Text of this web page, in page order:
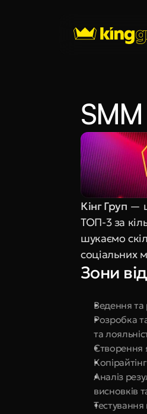
Кінг Груп —
ТОП-3 за
шукаємо
соціальних
Зони
Ведення та
Розробка
та
Створення
Аналіз
висновків
Тестування